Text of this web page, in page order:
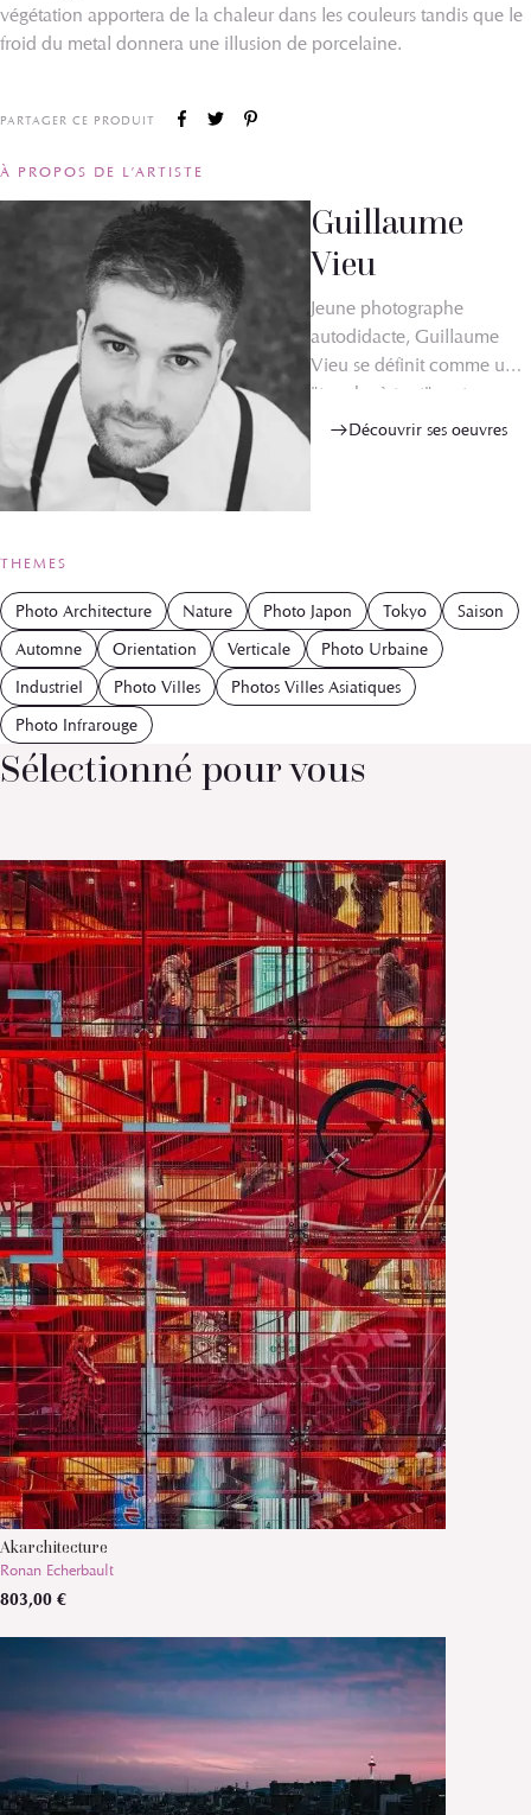
végétation apportera de la chaleur dans les couleurs tandis que le
froid du metal donnera une illusion de porcelaine.
PARTAGER CE PRODUIT
À PROPOS DE L’ARTISTE
Guillaume
Vieu
Jeune photographe
autodidacte, Guillaume
Vieu se définit comme un
"touche à tout" en terme
de photographie. Paysage,
Découvrir ses oeuvres
THEMES
Photo Architecture Nature Photo Japon Tokyo
Saison
Automne
Orientation Verticale
Photo Urbaine
Industriel
Photo Villes
Photos Villes Asiatiques
Photo Infrarouge
Sélectionné pour vous
Akarchitecture
Ronan Echerbault
803,00 €